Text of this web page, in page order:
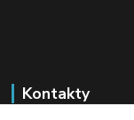
Kontakty